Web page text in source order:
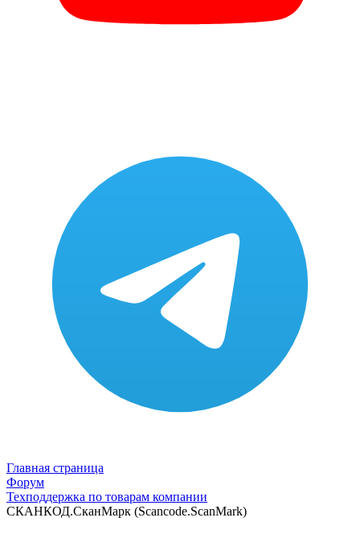
Главная страница
Форум
Техподдержка по товарам компании
СКАНКОД.СканМарк (Scancode.ScanMark)